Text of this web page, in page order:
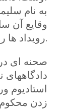
به نام
وقایع آن
رویداد ها را درک کند.
صحنه ای
استادیوم
زدن